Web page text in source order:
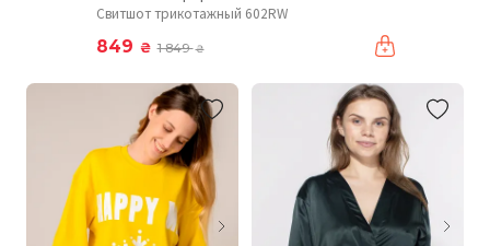
Свитшот трикотажный 602RW
849 ₴ 1 849₴